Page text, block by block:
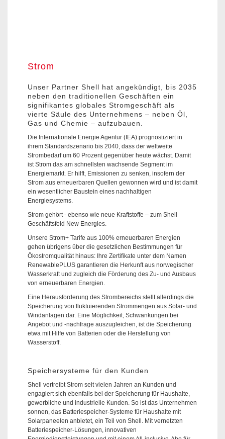
Strom
Unser Partner Shell hat angekündigt, bis 2035
neben den traditionellen Geschäften ein
signifikantes globales Stromgeschäft als
vierte Säule des Unternehmens – neben Öl,
Gas und Chemie – aufzubauen.
Die Internationale Energie Agentur (IEA) prognostiziert in
ihrem Standardszenario bis 2040, dass der weltweite
Strombedarf um 60 Prozent gegenüber heute wächst. Damit
ist Strom das am schnellsten wachsende Segment im
Energiemarkt. Er hilft, Emissionen zu senken, insofern der
Strom aus erneuerbaren Quellen gewonnen wird und ist damit
ein wesentlicher Baustein eines nachhaltigen
Energiesystems.
Strom gehört - ebenso wie neue Kraftstoffe – zum Shell
Geschäftsfeld New Energies.
Unsere Strom+ Tarife aus 100% erneuerbaren Energien
gehen übrigens über die gesetzlichen Bestimmungen für
Ökostromqualität hinaus: Ihre Zertifikate unter dem Namen
RenewablePLUS garantieren die Herkunft aus norwegischer
Wasserkraft und zugleich die Förderung des Zu- und Ausbaus
von erneuerbaren Energien.
Eine Herausforderung des Strombereichs stellt allerdings die
Speicherung von fluktuierenden Strommengen aus Solar- und
Windanlagen dar. Eine Möglichkeit, Schwankungen bei
Angebot und -nachfrage auszugleichen, ist die Speicherung
etwa mit Hilfe von Batterien oder die Herstellung von
Wasserstoff.
Speichersysteme für den Kunden
Shell vertreibt Strom seit vielen Jahren an Kunden und
engagiert sich ebenfalls bei der Speicherung für Haushalte,
gewerbliche und industrielle Kunden. So ist das Unternehmen
sonnen, das Batteriespeicher-Systeme für Haushalte mit
Solarpaneelen anbietet, ein Teil von Shell. Mit vernetzten
Batteriespeicher-Lösungen, innovativen